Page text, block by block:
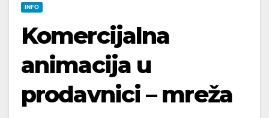
INFO
Komercijalna
animacija u
prodavnici – mreža